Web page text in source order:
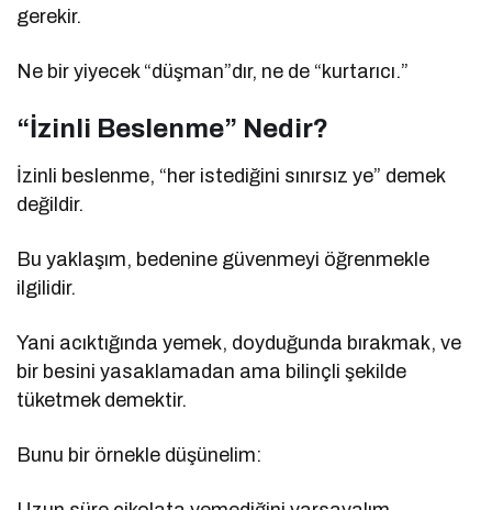
gerekir.
Ne bir yiyecek “düşman”dır, ne de “kurtarıcı.”
“İzinli Beslenme” Nedir?
İzinli beslenme, “her istediğini sınırsız ye” demek
değildir.
Bu yaklaşım, bedenine güvenmeyi öğrenmekle
ilgilidir.
Yani acıktığında yemek, doyduğunda bırakmak, ve
bir besini yasaklamadan ama bilinçli şekilde
tüketmek demektir.
Bunu bir örnekle düşünelim: